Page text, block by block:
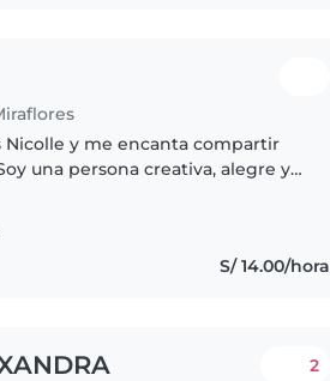
Nicolle y me encanta compartir
una persona creativa, alegre y
S/ 14.00/hora
2